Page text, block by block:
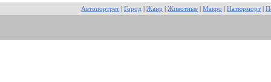
Автопортрет Город Жанр Животные Макро Натюрморт